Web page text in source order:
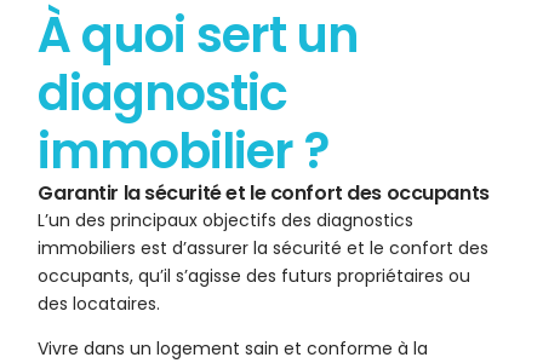
À quoi sert un
diagnostic
immobilier ?
Garantir la sécurité et le confort des occupants
L’un des principaux objectifs des diagnostics
immobiliers est d’assurer la sécurité et le confort des
occupants, qu’il s’agisse des futurs propriétaires ou
des locataires.
Vivre dans un logement sain et conforme à la